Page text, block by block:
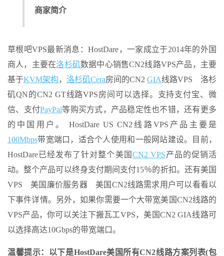
商家简介
草根吧VPS最新消息：HostDare，一家成立于2014年的外国
商人，主要在洛杉矶数据中心销售CN2线路VPS产品，主要
基于KVM架构， 洛杉矶Cera房间的CN2 GIA线路VPS 洛杉
矶QN的CN2 GT线路VPS房间可以选择。支持支付宝、微
信、支付PayPal等购买方式，产品稳定性也不错，还有更多
的中国用户。 HostDare US CN2线路VPS产品主要是
100Mbps带宽端口，适合个人使用和一般网站建设。目前，
HostDare已经发布了针对整个美国 CN2 VPS产品的促销活
动。整个产品可以终身支付期间支付15％的折扣。还有美国
VPS 美国廉价服务器 美国CN2线路需求用户可以看看以
下事件详情。另外，如果你需要一个大带宽美国CN2线路的
VPS产品，你可以关注下搬瓦工VPS，美国CN2 GIA线路可
以选择高达10Gbps的带宽端口。
温馨提示：以下是HostDare美国所有CN2线路方案列表(包